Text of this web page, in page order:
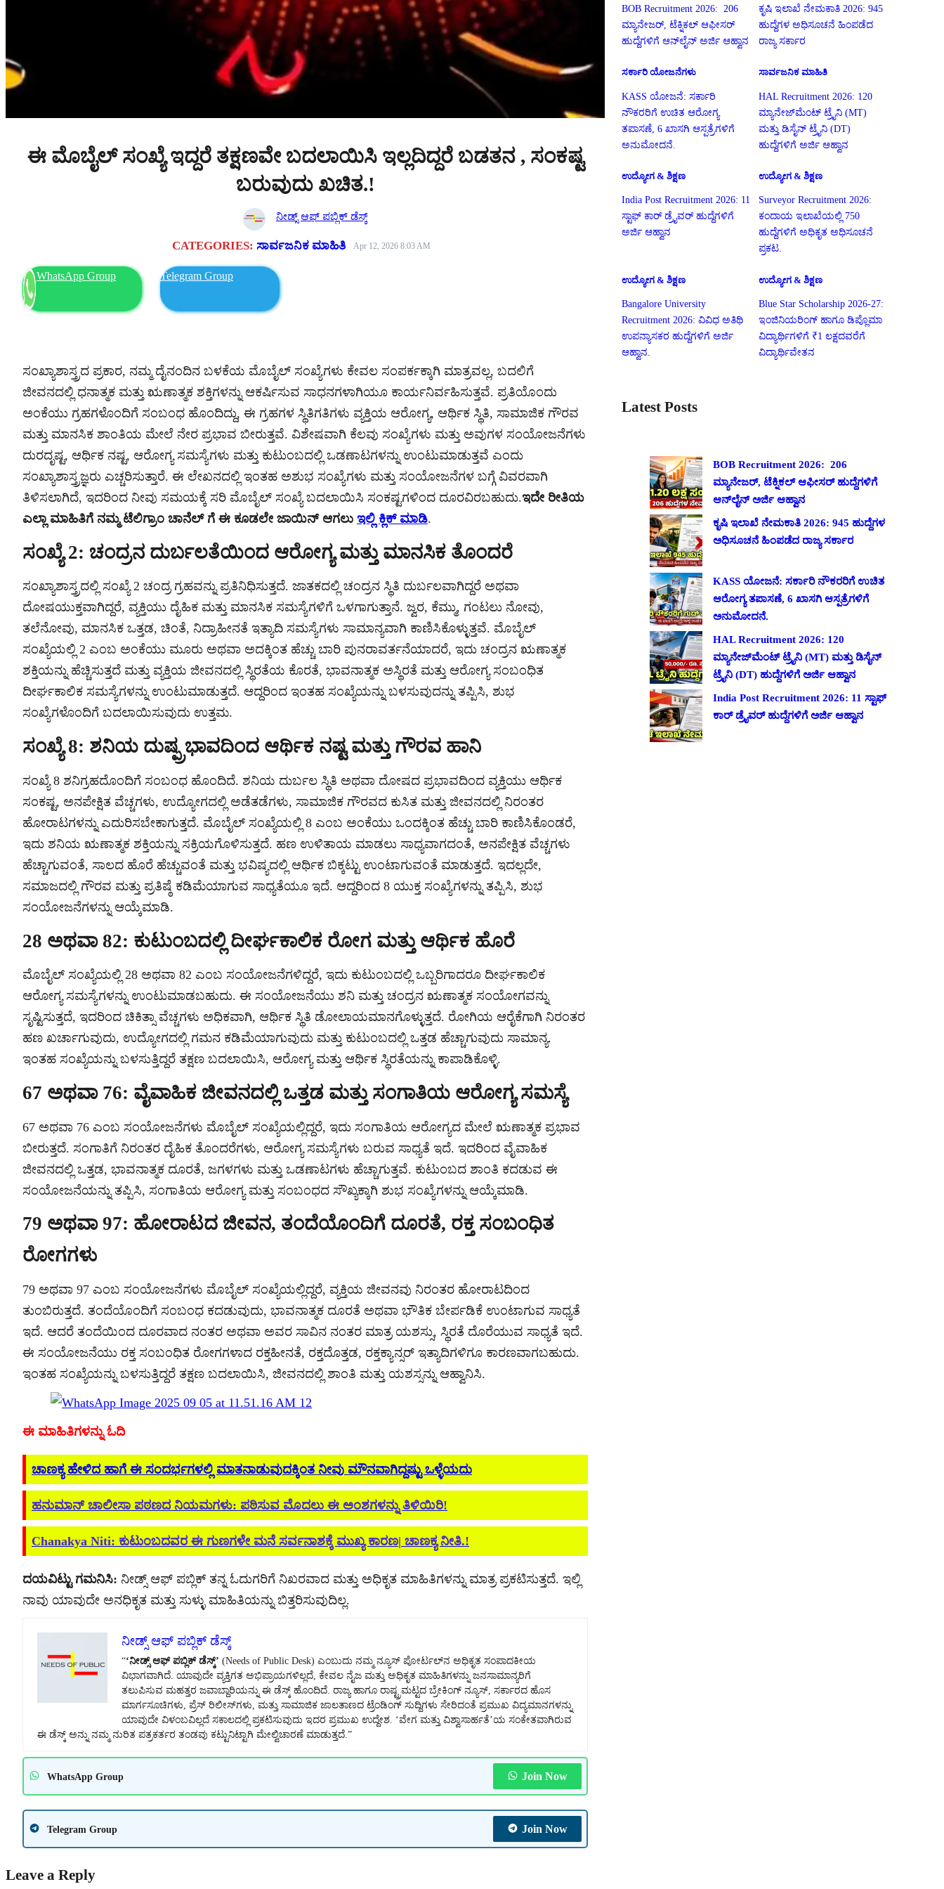
ಈ ಮೊಬೈಲ್ ಸಂಖ್ಯೆ ಇದ್ದರೆ ತಕ್ಷಣವೇ ಬದಲಾಯಿಸಿ ಇಲ್ಲದಿದ್ದರೆ ಬಡತನ , ಸಂಕಷ್ಟ
ಬರುವುದು ಖಚಿತ.!
ನೀಡ್ಸ್ ಆಫ್ ಪಬ್ಲಿಕ್ ಡೆಸ್ಕ್
CATEGORIES:ಸಾರ್ವಜನಿಕ ಮಾಹಿತಿ Apr 12, 2026 8:03 AM
WhatsApp Group Telegram Group
ಸಂಖ್ಯಾಶಾಸ್ತ್ರದ ಪ್ರಕಾರ, ನಮ್ಮ ದೈನಂದಿನ ಬಳಕೆಯ ಮೊಬೈಲ್ ಸಂಖ್ಯೆಗಳು ಕೇವಲ ಸಂಪರ್ಕಕ್ಕಾಗಿ ಮಾತ್ರವಲ್ಲ, ಬದಲಿಗೆ
ಜೀವನದಲ್ಲಿ ಧನಾತ್ಮಕ ಮತ್ತು ಋಣಾತ್ಮಕ ಶಕ್ತಿಗಳನ್ನು ಆಕರ್ಷಿಸುವ ಸಾಧನಗಳಾಗಿಯೂ ಕಾರ್ಯನಿರ್ವಹಿಸುತ್ತವೆ. ಪ್ರತಿಯೊಂದು
ಅಂಕೆಯು ಗ್ರಹಗಳೊಂದಿಗೆ ಸಂಬಂಧ ಹೊಂದಿದ್ದು, ಈ ಗ್ರಹಗಳ ಸ್ಥಿತಿಗತಿಗಳು ವ್ಯಕ್ತಿಯ ಆರೋಗ್ಯ, ಆರ್ಥಿಕ ಸ್ಥಿತಿ, ಸಾಮಾಜಿಕ ಗೌರವ
ಮತ್ತು ಮಾನಸಿಕ ಶಾಂತಿಯ ಮೇಲೆ ನೇರ ಪ್ರಭಾವ ಬೀರುತ್ತವೆ. ವಿಶೇಷವಾಗಿ ಕೆಲವು ಸಂಖ್ಯೆಗಳು ಮತ್ತು ಅವುಗಳ ಸಂಯೋಜನೆಗಳು
ದುರದೃಷ್ಟ, ಆರ್ಥಿಕ ನಷ್ಟ, ಆರೋಗ್ಯ ಸಮಸ್ಯೆಗಳು ಮತ್ತು ಕುಟುಂಬದಲ್ಲಿ ಒಡಣಾಟಗಳನ್ನು ಉಂಟುಮಾಡುತ್ತವೆ ಎಂದು
ಸಂಖ್ಯಾಶಾಸ್ತ್ರಜ್ಞರು ಎಚ್ಚರಿಸುತ್ತಾರೆ. ಈ ಲೇಖನದಲ್ಲಿ ಇಂತಹ ಅಶುಭ ಸಂಖ್ಯೆಗಳು ಮತ್ತು ಸಂಯೋಜನೆಗಳ ಬಗ್ಗೆ ವಿವರವಾಗಿ
ತಿಳಿಸಲಾಗಿದೆ, ಇದರಿಂದ ನೀವು ಸಮಯಕ್ಕೆ ಸರಿ ಮೊಬೈಲ್ ಸಂಖ್ಯೆ ಬದಲಾಯಿಸಿ ಸಂಕಷ್ಟಗಳಿಂದ ದೂರವಿರಬಹುದು.ಇದೇ ರೀತಿಯ
ಎಲ್ಲಾ ಮಾಹಿತಿಗೆ ನಮ್ಮ ಟೆಲಿಗ್ರಾಂ ಚಾನೆಲ್ ಗೆ ಈ ಕೂಡಲೇ ಜಾಯಿನ್ ಆಗಲು ಇಲ್ಲಿ ಕ್ಲಿಕ್ ಮಾಡಿ.
ಸಂಖ್ಯೆ 2: ಚಂದ್ರನ ದುರ್ಬಲತೆಯಿಂದ ಆರೋಗ್ಯ ಮತ್ತು ಮಾನಸಿಕ ತೊಂದರೆ
ಸಂಖ್ಯಾಶಾಸ್ತ್ರದಲ್ಲಿ ಸಂಖ್ಯೆ 2 ಚಂದ್ರ ಗ್ರಹವನ್ನು ಪ್ರತಿನಿಧಿಸುತ್ತದೆ. ಜಾತಕದಲ್ಲಿ ಚಂದ್ರನ ಸ್ಥಿತಿ ದುರ್ಬಲವಾಗಿದ್ದರೆ ಅಥವಾ
ದೋಷಯುಕ್ತವಾಗಿದ್ದರೆ, ವ್ಯಕ್ತಿಯು ದೈಹಿಕ ಮತ್ತು ಮಾನಸಿಕ ಸಮಸ್ಯೆಗಳಿಗೆ ಒಳಗಾಗುತ್ತಾನೆ. ಜ್ವರ, ಕೆಮ್ಮು, ಗಂಟಲು ನೋವು,
ತಲೆನೋವು, ಮಾನಸಿಕ ಒತ್ತಡ, ಚಿಂತೆ, ನಿದ್ರಾಹೀನತೆ ಇತ್ಯಾದಿ ಸಮಸ್ಯೆಗಳು ಸಾಮಾನ್ಯವಾಗಿ ಕಾಣಿಸಿಕೊಳ್ಳುತ್ತವೆ. ಮೊಬೈಲ್
ಸಂಖ್ಯೆಯಲ್ಲಿ 2 ಎಂಬ ಅಂಕೆಯು ಮೂರು ಅಥವಾ ಅದಕ್ಕಿಂತ ಹೆಚ್ಚು ಬಾರಿ ಪುನರಾವರ್ತನೆಯಾದರೆ, ಇದು ಚಂದ್ರನ ಋಣಾತ್ಮಕ
ಶಕ್ತಿಯನ್ನು ಹೆಚ್ಚಿಸುತ್ತದೆ ಮತ್ತು ವ್ಯಕ್ತಿಯ ಜೀವನದಲ್ಲಿ ಸ್ಥಿರತೆಯ ಕೊರತೆ, ಭಾವನಾತ್ಮಕ ಅಸ್ಥಿರತೆ ಮತ್ತು ಆರೋಗ್ಯ ಸಂಬಂಧಿತ
ದೀರ್ಘಕಾಲಿಕ ಸಮಸ್ಯೆಗಳನ್ನು ಉಂಟುಮಾಡುತ್ತದೆ. ಆದ್ದರಿಂದ ಇಂತಹ ಸಂಖ್ಯೆಯನ್ನು ಬಳಸುವುದನ್ನು ತಪ್ಪಿಸಿ, ಶುಭ
ಸಂಖ್ಯೆಗಳೊಂದಿಗೆ ಬದಲಾಯಿಸುವುದು ಉತ್ತಮ.
ಸಂಖ್ಯೆ 8: ಶನಿಯ ದುಷ್ಪ್ರಭಾವದಿಂದ ಆರ್ಥಿಕ ನಷ್ಟ ಮತ್ತು ಗೌರವ ಹಾನಿ
ಸಂಖ್ಯೆ 8 ಶನಿಗ್ರಹದೊಂದಿಗೆ ಸಂಬಂಧ ಹೊಂದಿದೆ. ಶನಿಯ ದುರ್ಬಲ ಸ್ಥಿತಿ ಅಥವಾ ದೋಷದ ಪ್ರಭಾವದಿಂದ ವ್ಯಕ್ತಿಯು ಆರ್ಥಿಕ
ಸಂಕಷ್ಟ, ಅನಪೇಕ್ಷಿತ ವೆಚ್ಚಗಳು, ಉದ್ಯೋಗದಲ್ಲಿ ಅಡೆತಡೆಗಳು, ಸಾಮಾಜಿಕ ಗೌರವದ ಕುಸಿತ ಮತ್ತು ಜೀವನದಲ್ಲಿ ನಿರಂತರ
ಹೋರಾಟಗಳನ್ನು ಎದುರಿಸಬೇಕಾಗುತ್ತದೆ. ಮೊಬೈಲ್ ಸಂಖ್ಯೆಯಲ್ಲಿ 8 ಎಂಬ ಅಂಕೆಯು ಒಂದಕ್ಕಿಂತ ಹೆಚ್ಚು ಬಾರಿ ಕಾಣಿಸಿಕೊಂಡರೆ,
ಇದು ಶನಿಯ ಋಣಾತ್ಮಕ ಶಕ್ತಿಯನ್ನು ಸಕ್ರಿಯಗೊಳಿಸುತ್ತದೆ. ಹಣ ಉಳಿತಾಯ ಮಾಡಲು ಸಾಧ್ಯವಾಗದಂತೆ, ಅನಪೇಕ್ಷಿತ ವೆಚ್ಚಗಳು
ಹೆಚ್ಚಾಗುವಂತೆ, ಸಾಲದ ಹೊರೆ ಹೆಚ್ಚುವಂತೆ ಮತ್ತು ಭವಿಷ್ಯದಲ್ಲಿ ಆರ್ಥಿಕ ಬಿಕ್ಕಟ್ಟು ಉಂಟಾಗುವಂತೆ ಮಾಡುತ್ತದೆ. ಇದಲ್ಲದೇ,
ಸಮಾಜದಲ್ಲಿ ಗೌರವ ಮತ್ತು ಪ್ರತಿಷ್ಠೆ ಕಡಿಮೆಯಾಗುವ ಸಾಧ್ಯತೆಯೂ ಇದೆ. ಆದ್ದರಿಂದ 8 ಯುಕ್ತ ಸಂಖ್ಯೆಗಳನ್ನು ತಪ್ಪಿಸಿ, ಶುಭ
ಸಂಯೋಜನೆಗಳನ್ನು ಆಯ್ಕೆಮಾಡಿ.
28 ಅಥವಾ 82: ಕುಟುಂಬದಲ್ಲಿ ದೀರ್ಘಕಾಲಿಕ ರೋಗ ಮತ್ತು ಆರ್ಥಿಕ ಹೊರೆ
ಮೊಬೈಲ್ ಸಂಖ್ಯೆಯಲ್ಲಿ 28 ಅಥವಾ 82 ಎಂಬ ಸಂಯೋಜನೆಗಳಿದ್ದರೆ, ಇದು ಕುಟುಂಬದಲ್ಲಿ ಒಬ್ಬರಿಗಾದರೂ ದೀರ್ಘಕಾಲಿಕ
ಆರೋಗ್ಯ ಸಮಸ್ಯೆಗಳನ್ನು ಉಂಟುಮಾಡಬಹುದು. ಈ ಸಂಯೋಜನೆಯು ಶನಿ ಮತ್ತು ಚಂದ್ರನ ಋಣಾತ್ಮಕ ಸಂಯೋಗವನ್ನು
ಸೃಷ್ಟಿಸುತ್ತದೆ, ಇದರಿಂದ ಚಿಕಿತ್ಸಾ ವೆಚ್ಚಗಳು ಅಧಿಕವಾಗಿ, ಆರ್ಥಿಕ ಸ್ಥಿತಿ ಡೋಲಾಯಮಾನಗೊಳ್ಳುತ್ತದೆ. ರೋಗಿಯ ಆರೈಕೆಗಾಗಿ ನಿರಂತರ
ಹಣ ಖರ್ಚಾಗುವುದು, ಉದ್ಯೋಗದಲ್ಲಿ ಗಮನ ಕಡಿಮೆಯಾಗುವುದು ಮತ್ತು ಕುಟುಂಬದಲ್ಲಿ ಒತ್ತಡ ಹೆಚ್ಚಾಗುವುದು ಸಾಮಾನ್ಯ.
ಇಂತಹ ಸಂಖ್ಯೆಯನ್ನು ಬಳಸುತ್ತಿದ್ದರೆ ತಕ್ಷಣ ಬದಲಾಯಿಸಿ, ಆರೋಗ್ಯ ಮತ್ತು ಆರ್ಥಿಕ ಸ್ಥಿರತೆಯನ್ನು ಕಾಪಾಡಿಕೊಳ್ಳಿ.
67 ಅಥವಾ 76: ವೈವಾಹಿಕ ಜೀವನದಲ್ಲಿ ಒತ್ತಡ ಮತ್ತು ಸಂಗಾತಿಯ ಆರೋಗ್ಯ ಸಮಸ್ಯೆ
67 ಅಥವಾ 76 ಎಂಬ ಸಂಯೋಜನೆಗಳು ಮೊಬೈಲ್ ಸಂಖ್ಯೆಯಲ್ಲಿದ್ದರೆ, ಇದು ಸಂಗಾತಿಯ ಆರೋಗ್ಯದ ಮೇಲೆ ಋಣಾತ್ಮಕ ಪ್ರಭಾವ
ಬೀರುತ್ತದೆ. ಸಂಗಾತಿಗೆ ನಿರಂತರ ದೈಹಿಕ ತೊಂದರೆಗಳು, ಆರೋಗ್ಯ ಸಮಸ್ಯೆಗಳು ಬರುವ ಸಾಧ್ಯತೆ ಇದೆ. ಇದರಿಂದ ವೈವಾಹಿಕ
ಜೀವನದಲ್ಲಿ ಒತ್ತಡ, ಭಾವನಾತ್ಮಕ ದೂರತೆ, ಜಗಳಗಳು ಮತ್ತು ಒಡಣಾಟಗಳು ಹೆಚ್ಚಾಗುತ್ತವೆ. ಕುಟುಂಬದ ಶಾಂತಿ ಕದಡುವ ಈ
ಸಂಯೋಜನೆಯನ್ನು ತಪ್ಪಿಸಿ, ಸಂಗಾತಿಯ ಆರೋಗ್ಯ ಮತ್ತು ಸಂಬಂಧದ ಸೌಖ್ಯಕ್ಕಾಗಿ ಶುಭ ಸಂಖ್ಯೆಗಳನ್ನು ಆಯ್ಕೆಮಾಡಿ.
79 ಅಥವಾ 97: ಹೋರಾಟದ ಜೀವನ, ತಂದೆಯೊಂದಿಗೆ ದೂರತೆ, ರಕ್ತ ಸಂಬಂಧಿತ
ರೋಗಗಳು
79 ಅಥವಾ 97 ಎಂಬ ಸಂಯೋಜನೆಗಳು ಮೊಬೈಲ್ ಸಂಖ್ಯೆಯಲ್ಲಿದ್ದರೆ, ವ್ಯಕ್ತಿಯ ಜೀವನವು ನಿರಂತರ ಹೋರಾಟದಿಂದ
ತುಂಬಿರುತ್ತದೆ. ತಂದೆಯೊಂದಿಗೆ ಸಂಬಂಧ ಕದಡುವುದು, ಭಾವನಾತ್ಮಕ ದೂರತೆ ಅಥವಾ ಭೌತಿಕ ಬೇರ್ಪಡಿಕೆ ಉಂಟಾಗುವ ಸಾಧ್ಯತೆ
ಇದೆ. ಆದರೆ ತಂದೆಯಿಂದ ದೂರವಾದ ನಂತರ ಅಥವಾ ಅವರ ಸಾವಿನ ನಂತರ ಮಾತ್ರ ಯಶಸ್ಸು, ಸ್ಥಿರತೆ ದೊರೆಯುವ ಸಾಧ್ಯತೆ ಇದೆ.
ಈ ಸಂಯೋಜನೆಯು ರಕ್ತ ಸಂಬಂಧಿತ ರೋಗಗಳಾದ ರಕ್ತಹೀನತೆ, ರಕ್ತದೊತ್ತಡ, ರಕ್ತಕ್ಯಾನ್ಸರ್ ಇತ್ಯಾದಿಗಳಿಗೂ ಕಾರಣವಾಗಬಹುದು.
ಇಂತಹ ಸಂಖ್ಯೆಯನ್ನು ಬಳಸುತ್ತಿದ್ದರೆ ತಕ್ಷಣ ಬದಲಾಯಿಸಿ, ಜೀವನದಲ್ಲಿ ಶಾಂತಿ ಮತ್ತು ಯಶಸ್ಸನ್ನು ಆಹ್ವಾನಿಸಿ.
ಈ ಮಾಹಿತಿಗಳನ್ನು ಓದಿ
ಚಾಣಕ್ಯ ಹೇಳಿದ ಹಾಗೆ ಈ ಸಂದರ್ಭಗಳಲ್ಲಿ ಮಾತನಾಡುವುದಕ್ಕಿಂತ ನೀವು ಮೌನವಾಗಿದ್ದಷ್ಟು ಒಳ್ಳೆಯದು
ಹನುಮಾನ್ ಚಾಲೀಸಾ ಪಠಣದ ನಿಯಮಗಳು: ಪಠಿಸುವ ಮೊದಲು ಈ ಅಂಶಗಳನ್ನು ತಿಳಿಯಿರಿ!
Chanakya Niti: ಕುಟುಂಬದವರ ಈ ಗುಣಗಳೇ ಮನೆ ಸರ್ವನಾಶಕ್ಕೆ ಮುಖ್ಯ ಕಾರಣ| ಚಾಣಕ್ಯ ನೀತಿ.!
ದಯವಿಟ್ಟು ಗಮನಿಸಿ: ನೀಡ್ಸ್ ಆಫ್ ಪಬ್ಲಿಕ್ ತನ್ನ ಓದುಗರಿಗೆ ನಿಖರವಾದ ಮತ್ತು ಅಧಿಕೃತ ಮಾಹಿತಿಗಳನ್ನು ಮಾತ್ರ ಪ್ರಕಟಿಸುತ್ತದೆ. ಇಲ್ಲಿ
ನಾವು ಯಾವುದೇ ಅನಧಿಕೃತ ಮತ್ತು ಸುಳ್ಳು ಮಾಹಿತಿಯನ್ನು ಬಿತ್ತರಿಸುವುದಿಲ್ಲ.
ನೀಡ್ಸ್ ಆಫ್ ಪಬ್ಲಿಕ್ ಡೆಸ್ಕ್
“‘ನೀಡ್ಸ್ ಆಫ್ ಪಬ್ಲಿಕ್ ಡೆಸ್ಕ್’ (Needs of Public Desk) ಎಂಬುದು ನಮ್ಮ ನ್ಯೂಸ್ ಪೋರ್ಟಲ್‌ನ ಅಧಿಕೃತ ಸಂಪಾದಕೀಯ
ವಿಭಾಗವಾಗಿದೆ. ಯಾವುದೇ ವ್ಯಕ್ತಿಗತ ಅಭಿಪ್ರಾಯಗಳಿಲ್ಲದೆ, ಕೇವಲ ನೈಜ ಮತ್ತು ಅಧಿಕೃತ ಮಾಹಿತಿಗಳನ್ನು ಜನಸಾಮಾನ್ಯರಿಗೆ
ತಲುಪಿಸುವ ಮಹತ್ತರ ಜವಾಬ್ದಾರಿಯನ್ನು ಈ ಡೆಸ್ಕ್ ಹೊಂದಿದೆ. ರಾಜ್ಯ ಹಾಗೂ ರಾಷ್ಟ್ರಮಟ್ಟದ ಬ್ರೇಕಿಂಗ್ ನ್ಯೂಸ್, ಸರ್ಕಾರದ ಹೊಸ
ಮಾರ್ಗಸೂಚಿಗಳು, ಪ್ರೆಸ್ ರಿಲೀಸ್‌ಗಳು, ಮತ್ತು ಸಾಮಾಜಿಕ ಜಾಲತಾಣದ ಟ್ರೆಂಡಿಂಗ್ ಸುದ್ದಿಗಳು ಸೇರಿದಂತೆ ಪ್ರಮುಖ ವಿದ್ಯಮಾನಗಳನ್ನು
ಯಾವುದೇ ವಿಳಂಬವಿಲ್ಲದೆ ಸಕಾಲದಲ್ಲಿ ಪ್ರಕಟಿಸುವುದು ಇದರ ಪ್ರಮುಖ ಉದ್ದೇಶ. ‘ವೇಗ ಮತ್ತು ವಿಶ್ವಾಸಾರ್ಹತೆ’ಯ ಸಂಕೇತವಾಗಿರುವ
ಈ ಡೆಸ್ಕ್ ಅನ್ನು ನಮ್ಮ ನುರಿತ ಪತ್ರಕರ್ತರ ತಂಡವು ಕಟ್ಟುನಿಟ್ಟಾಗಿ ಮೇಲ್ವಿಚಾರಣೆ ಮಾಡುತ್ತದೆ.”
WhatsApp Group Join Now
Telegram Group Join Now
Leave a Reply
BOB Recruitment 2026: 206
ಮ್ಯಾನೇಜರ್, ಟೆಕ್ನಿಕಲ್ ಆಫೀಸರ್
ಹುದ್ದೆಗಳಿಗೆ ಆನ್‌ಲೈನ್ ಅರ್ಜಿ ಆಹ್ವಾನ
ಕೃಷಿ ಇಲಾಖೆ ನೇಮಕಾತಿ 2026: 945
ಹುದ್ದೆಗಳ ಅಧಿಸೂಚನೆ ಹಿಂಪಡೆದ
ರಾಜ್ಯ ಸರ್ಕಾರ
ಸರ್ಕಾರಿ ಯೋಜನೆಗಳು
KASS ಯೋಜನೆ: ಸರ್ಕಾರಿ
ನೌಕರರಿಗೆ ಉಚಿತ ಆರೋಗ್ಯ
ತಪಾಸಣೆ, 6 ಖಾಸಗಿ ಆಸ್ಪತ್ರೆಗಳಿಗೆ
ಅನುಮೋದನೆ.
ಸಾರ್ವಜನಿಕ ಮಾಹಿತಿ
HAL Recruitment 2026: 120
ಮ್ಯಾನೇಜ್‌ಮೆಂಟ್ ಟ್ರೈನಿ (MT)
ಮತ್ತು ಡಿಸೈನ್ ಟ್ರೈನಿ (DT)
ಹುದ್ದೆಗಳಿಗೆ ಅರ್ಜಿ ಆಹ್ವಾನ
ಉದ್ಯೋಗ & ಶಿಕ್ಷಣ
India Post Recruitment 2026: 11
ಸ್ಟಾಫ್ ಕಾರ್ ಡ್ರೈವರ್ ಹುದ್ದೆಗಳಿಗೆ
ಅರ್ಜಿ ಆಹ್ವಾನ
ಉದ್ಯೋಗ & ಶಿಕ್ಷಣ
Surveyor Recruitment 2026:
ಕಂದಾಯ ಇಲಾಖೆಯಲ್ಲಿ 750
ಹುದ್ದೆಗಳಿಗೆ ಅಧಿಕೃತ ಅಧಿಸೂಚನೆ
ಪ್ರಕಟ.
ಉದ್ಯೋಗ & ಶಿಕ್ಷಣ
Bangalore University
Recruitment 2026: ವಿವಿಧ ಅತಿಥಿ
ಉಪನ್ಯಾಸಕರ ಹುದ್ದೆಗಳಿಗೆ ಅರ್ಜಿ
ಆಹ್ವಾನ.
ಉದ್ಯೋಗ & ಶಿಕ್ಷಣ
Blue Star Scholarship 2026-27:
ಇಂಜಿನಿಯರಿಂಗ್ ಹಾಗೂ ಡಿಪ್ಲೊಮಾ
ವಿದ್ಯಾರ್ಥಿಗಳಿಗೆ ₹1 ಲಕ್ಷದವರೆಗೆ
ವಿದ್ಯಾರ್ಥಿವೇತನ
Latest Posts
BOB Recruitment 2026: 206
ಮ್ಯಾನೇಜರ್, ಟೆಕ್ನಿಕಲ್ ಆಫೀಸರ್ ಹುದ್ದೆಗಳಿಗೆ
ಆನ್‌ಲೈನ್ ಅರ್ಜಿ ಆಹ್ವಾನ
ಕೃಷಿ ಇಲಾಖೆ ನೇಮಕಾತಿ 2026: 945 ಹುದ್ದೆಗಳ
ಅಧಿಸೂಚನೆ ಹಿಂಪಡೆದ ರಾಜ್ಯ ಸರ್ಕಾರ
KASS ಯೋಜನೆ: ಸರ್ಕಾರಿ ನೌಕರರಿಗೆ ಉಚಿತ
ಆರೋಗ್ಯ ತಪಾಸಣೆ, 6 ಖಾಸಗಿ ಆಸ್ಪತ್ರೆಗಳಿಗೆ
ಅನುಮೋದನೆ.
HAL Recruitment 2026: 120
ಮ್ಯಾನೇಜ್‌ಮೆಂಟ್ ಟ್ರೈನಿ (MT) ಮತ್ತು ಡಿಸೈನ್
ಟ್ರೈನಿ (DT) ಹುದ್ದೆಗಳಿಗೆ ಅರ್ಜಿ ಆಹ್ವಾನ
India Post Recruitment 2026: 11 ಸ್ಟಾಫ್
ಕಾರ್ ಡ್ರೈವರ್ ಹುದ್ದೆಗಳಿಗೆ ಅರ್ಜಿ ಆಹ್ವಾನ